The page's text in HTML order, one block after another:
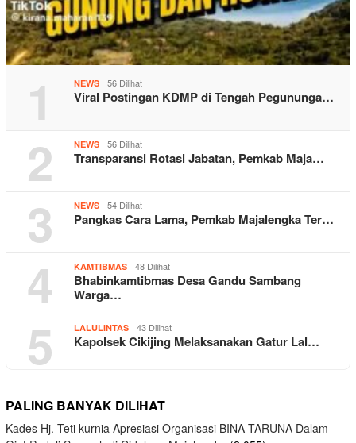
1 NEWS 56 Dilihat
Viral Postingan KDMP di Tengah Pegununga…
2 NEWS 56 Dilihat
Transparansi Rotasi Jabatan, Pemkab Maja…
3 NEWS 54 Dilihat
Pangkas Cara Lama, Pemkab Majalengka Ter…
4 KAMTIBMAS 48 Dilihat
Bhabinkamtibmas Desa Gandu Sambang
Warga…
5 LALULINTAS 43 Dilihat
Kapolsek Cikijing Melaksanakan Gatur Lal…
PALING BANYAK DILIHAT
Kades Hj. Teti kurnia Apresiasi Organisasi BINA TARUNA Dalam